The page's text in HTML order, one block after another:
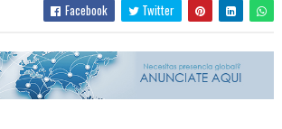
Facebook Twitter